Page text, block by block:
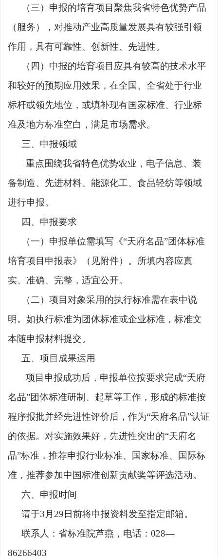
（三）申报的培育项目聚焦我省特色优势产品
（服务），对推动产业高质量发展具有较强引领
作用，具有可靠性、创新性、先进性。
（四）申报的培育项目应具有较高的技术水平
和较好的预期应用效果，在全国、全省处于行业
标杆或领先地位，或填补现有国家标准、行业标
准及地方标准空白，满足市场需求。
三、申报领域
重点围绕我省特色优势农业，电子信息、装
备制造、先进材料、能源化工、食品轻纺等领域
进行申报。
四、申报要求
（一）申报单位需填写《“天府名品”团体标准
培育项目申报表》（见附件）。所填内容应真
实、准确、完整，适宜公开。
（二）项目对象采用的执行标准需在表中说
明。如执行标准为团体标准或企业标准，标准文
本随申报材料提交。
五、项目成果运用
项目申报成功后，申报单位按要求完成“天府
名品”团体标准研制、起草等工作，形成的标准按
程序报批并经先进性评价后，作为“天府名品”认证
的依据。对实施效果好，先进性突出的“天府名
品”标准，推荐申报行业标准、国家标准、国际标
准，推荐参加中国标准创新贡献奖等评选活动。
六、申报时间
请于3月29日前将申报资料发至指定邮箱。
联系人：省标准院芦燕，电话： 028—
86266403